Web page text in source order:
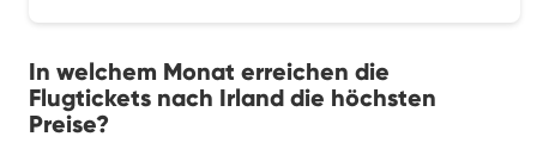
In welchem Monat erreichen die
Flugtickets nach Irland die höchsten
Preise?